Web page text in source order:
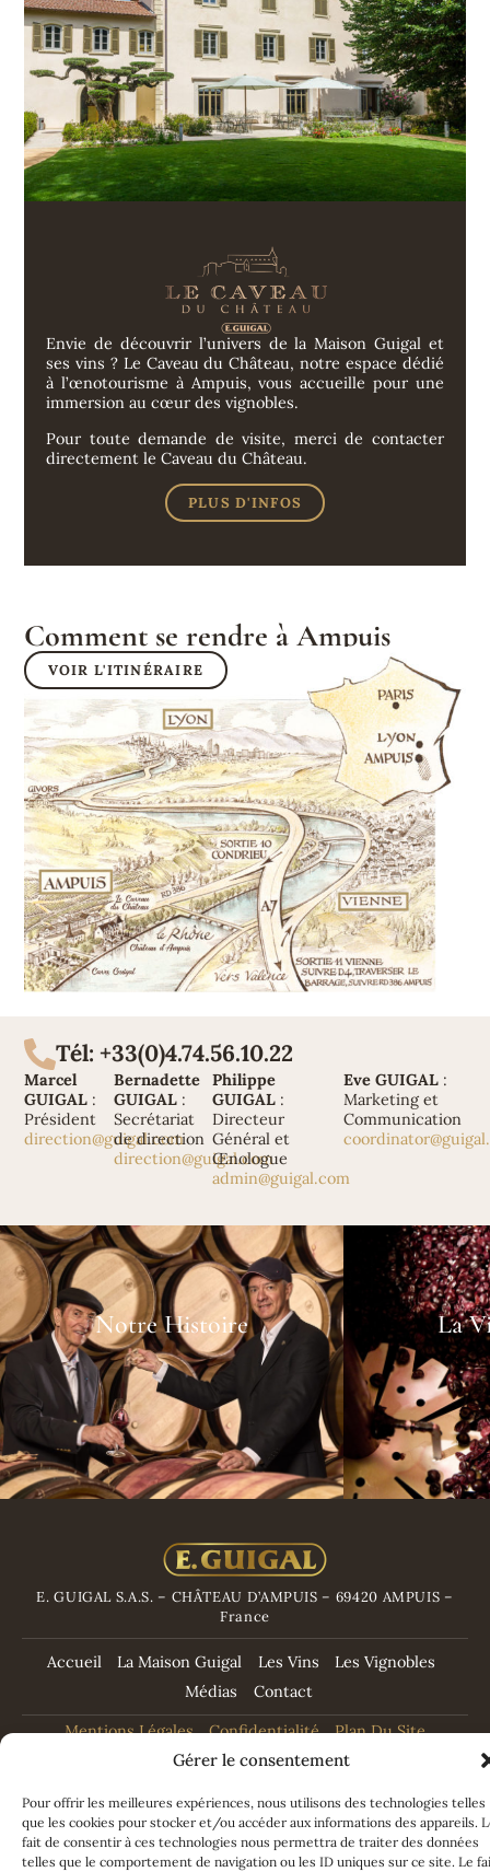
Gérer le consentement
Pour offrir les meilleures expériences, nous utilisons des technologies telles
que les cookies pour stocker et/ou accéder aux informations des appareils.
fait de consentir à ces technologies nous permettra de traiter des données
telles que le comportement de navigation ou les ID uniques sur ce site. Le
Envie de découvrir l’univers de la Maison Guigal et
ses vins ? Le Caveau du Château, notre espace dédié
à l’œnotourisme à Ampuis, vous accueille pour une
immersion au cœur des vignobles.
Pour toute demande de visite, merci de contacter
directement le Caveau du Château.
PLUS D'INFOS
Comment se rendre à Ampuis
VOIR L'ITINÉRAIRE
Tél: +33(0)4.74.56.10.22
Marcel
GUIGAL :
Président
direction@guigal.com
Bernadette
GUIGAL :
Secrétariat
de direction
direction@guigal.com
Philippe
GUIGAL :
Directeur
Général et
Œnologue
admin@guigal.com
Eve GUIGAL :
Marketing et
Communication
Notre Histoire La
E. GUIGAL S.A.S. – CHÂTEAU D’AMPUIS – 69420 AMPUIS –
France
Accueil La Maison Guigal Les Vins
Les Vignobles
Médias
Contact
Mentions Légales
Confidentialité Plan Du Site
L’ABUS D’ALCOOL EST DANGEREUX POUR LA SANTÉ. A CONSOMMER AVEC
MODÉRATION.